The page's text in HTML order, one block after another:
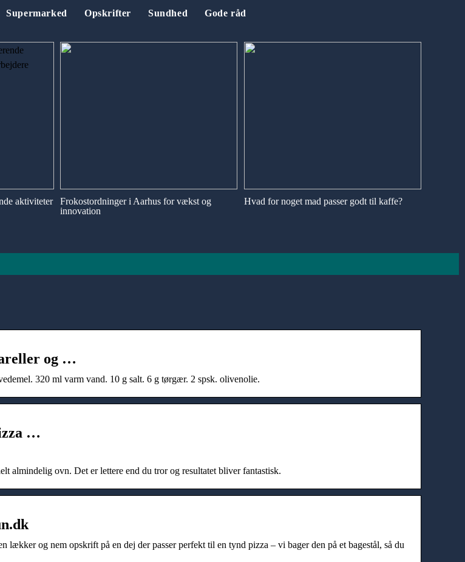
Supermarked Opskrifter Sundhed Gode råd
aktiviteter
Frokostordninger i Aarhus for vækst og
innovation
Hvad for noget mad passer godt til kaffe?
og …
320 ml varm vand. 10 g salt. 6 g tørgær. 2 spsk. olivenolie.
…
almindelig ovn. Det er lettere end du tror og resultatet bliver fantastisk.
og nem opskrift på en dej der passer perfekt til en tynd pizza – vi bager den på et bagestål, så du